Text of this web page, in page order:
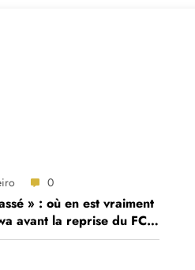
0
» : où en est vraiment
avant la reprise du FC